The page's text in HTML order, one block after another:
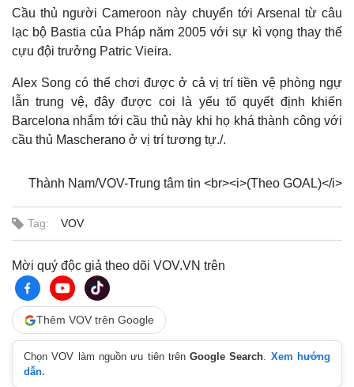
Cầu thủ người Cameroon này chuyển tới Arsenal từ câu
lạc bộ Bastia của Pháp năm 2005 với sự kì vọng thay thế
cựu đội trưởng Patric Vieira.
Alex Song có thể chơi được ở cả vị trí tiền vệ phòng ngự
lẫn trung vệ, đây được coi là yếu tố quyết định khiến
Barcelona nhắm tới cầu thủ này khi họ khá thành công với
cầu thủ Mascherano ở vị trí tương tự./.
Thành Nam/VOV-Trung tâm tin <br><i>(Theo GOAL)</i>
Tag: VOV
Mời quý độc giả theo dõi VOV.VN trên
Thêm VOV trên Google
Chọn VOV làm nguồn ưu tiên trênGoogle Search. Xem hướng
dẫn.